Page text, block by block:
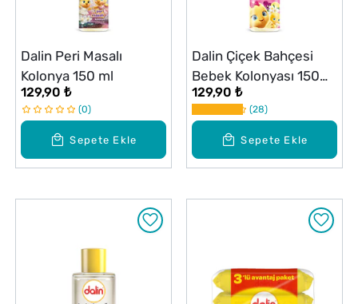
Sepete Ekle
Dalin Peri Masalı
Kolonya 150 ml
129,90 ₺
0
Sepete Ekle
Dalin Çiçek Bahçesi
Bebek Kolonyası 150
ml
129,90 ₺
28